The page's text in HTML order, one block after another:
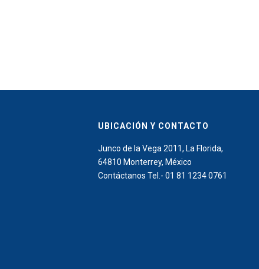
UBICACIÓN Y CONTACTO
Junco de la Vega 2011, La Florida,
64810 Monterrey, México
Contáctanos Tel.- 01 81 1234 0761